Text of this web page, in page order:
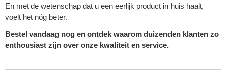
En met de wetenschap dat u een eerlijk product in huis haalt,
voelt het nóg beter.
Bestel vandaag nog en ontdek waarom duizenden klanten zo
enthousiast zijn over onze kwaliteit en service.